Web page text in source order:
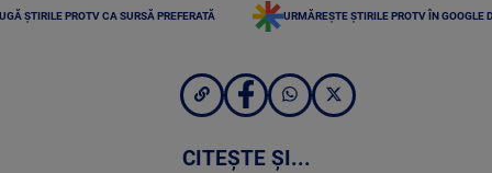
ȘTIRILE PROTV CA SURSĂ PREFERATĂ URMĂREȘTE ȘTIRILE PROTV ÎN GOOGLE
CITEȘTE ȘI...